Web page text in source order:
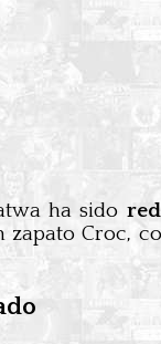
ha sido
Croc,